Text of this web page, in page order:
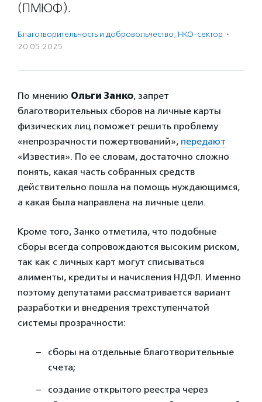
(ПМЮФ).
Благотвори­тель­ность и доброволь­чест­во, НКО-сектор ·
20.05.2025
По мнению Ольги Занко, запрет
благотворительных сборов на личные карты
физических лиц поможет решить проблему
«непрозрачности пожертвований», передают
«Известия». По ее словам, достаточно сложно
понять, какая часть собранных средств
действительно пошла на помощь нуждающимся,
а какая была направлена на личные цели.
Кроме того, Занко отметила, что подобные
сборы всегда сопровождаются высоким риском,
так как с личных карт могут списываться
алименты, кредиты и начисления НДФЛ. Именно
поэтому депутатами рассматривается вариант
разработки и внедрения трехступенчатой
системы прозрачности:
сборы на отдельные благотворительные
счета;
создание открытого реестра через